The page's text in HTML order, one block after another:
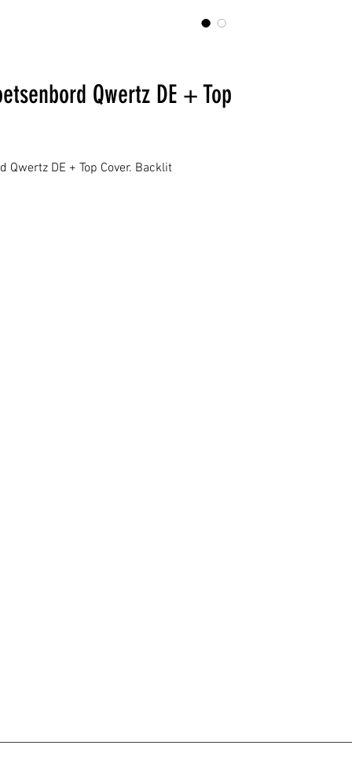
Qwertz DE + Top
Qwertz DE + Top Cover. Backlit